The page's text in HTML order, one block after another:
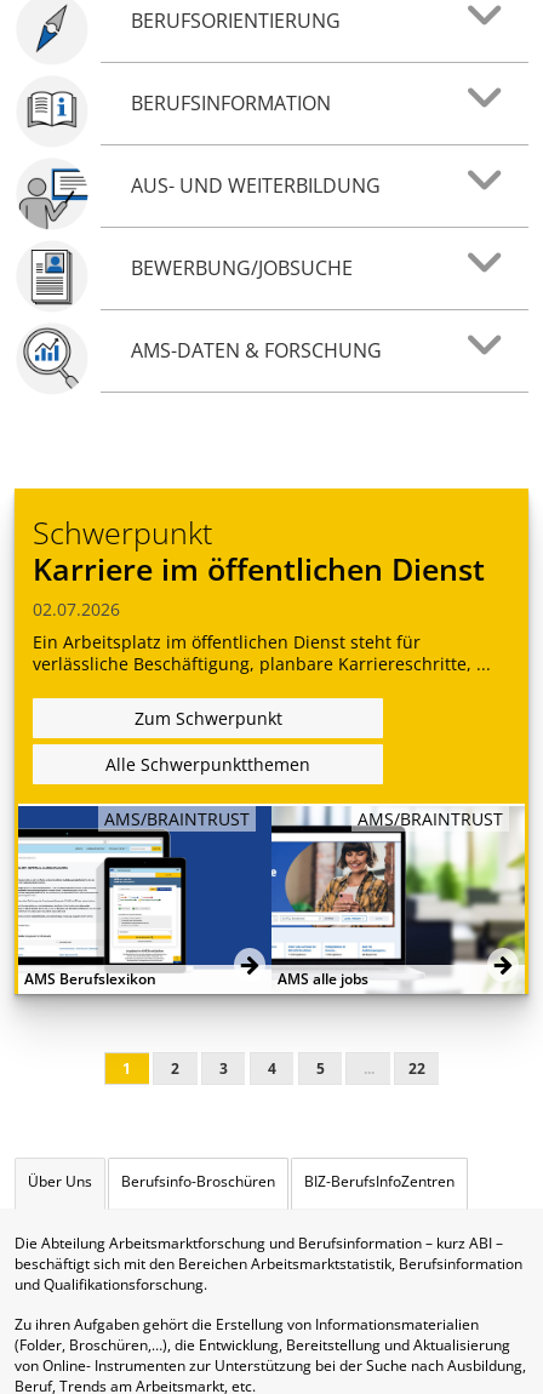
BERUFSORIENTIERUNG
BERUFSINFORMATION
AUS- UND WEITERBILDUNG
BEWERBUNG/JOBSUCHE
AMS-DATEN & FORSCHUNG
Schwerpunkt
Karriere im öffentlichen Dienst
02.07.2026
Ein Arbeitsplatz im öffentlichen Dienst steht für
verlässliche Beschäftigung, planbare Karriereschritte, ...
Zum Schwerpunkt
Alle Schwerpunktthemen
AMS Berufslexikon
AMS/BRAINTRUST
AMS alle jobs
AMS/BRAINTRUST
1 2 3 4 5 ... 22
Über Uns Berufsinfo-Broschüren BIZ-BerufsInfoZentren
Die Abteilung Arbeitsmarktforschung und Berufsinformation – kurz ABI –
beschäftigt sich mit den Bereichen Arbeitsmarktstatistik, Berufsinformation
und Qualifikationsforschung.
Zu ihren Aufgaben gehört die Erstellung von Informationsmaterialien
(Folder, Broschüren,…), die Entwicklung, Bereitstellung und Aktualisierung
von Online- Instrumenten zur Unterstützung bei der Suche nach Ausbildung,
Beruf, Trends am Arbeitsmarkt, etc.